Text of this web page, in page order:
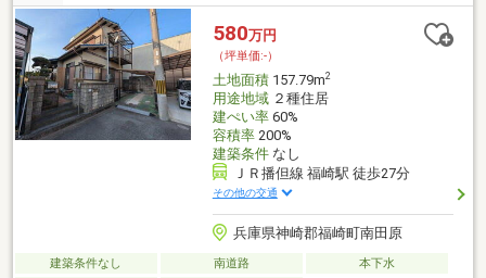
580万円
（坪単価:-）
土地面積157.79m2
用途地域２種住居
建ぺい率60%
容積率200%
建築条件なし
ＪＲ播但線 福崎駅 徒歩27分
その他の交通
兵庫県神崎郡福崎町南田原
建築条件なし 南道路
本下水